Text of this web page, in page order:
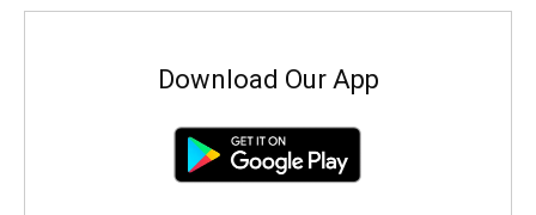
Download Our App